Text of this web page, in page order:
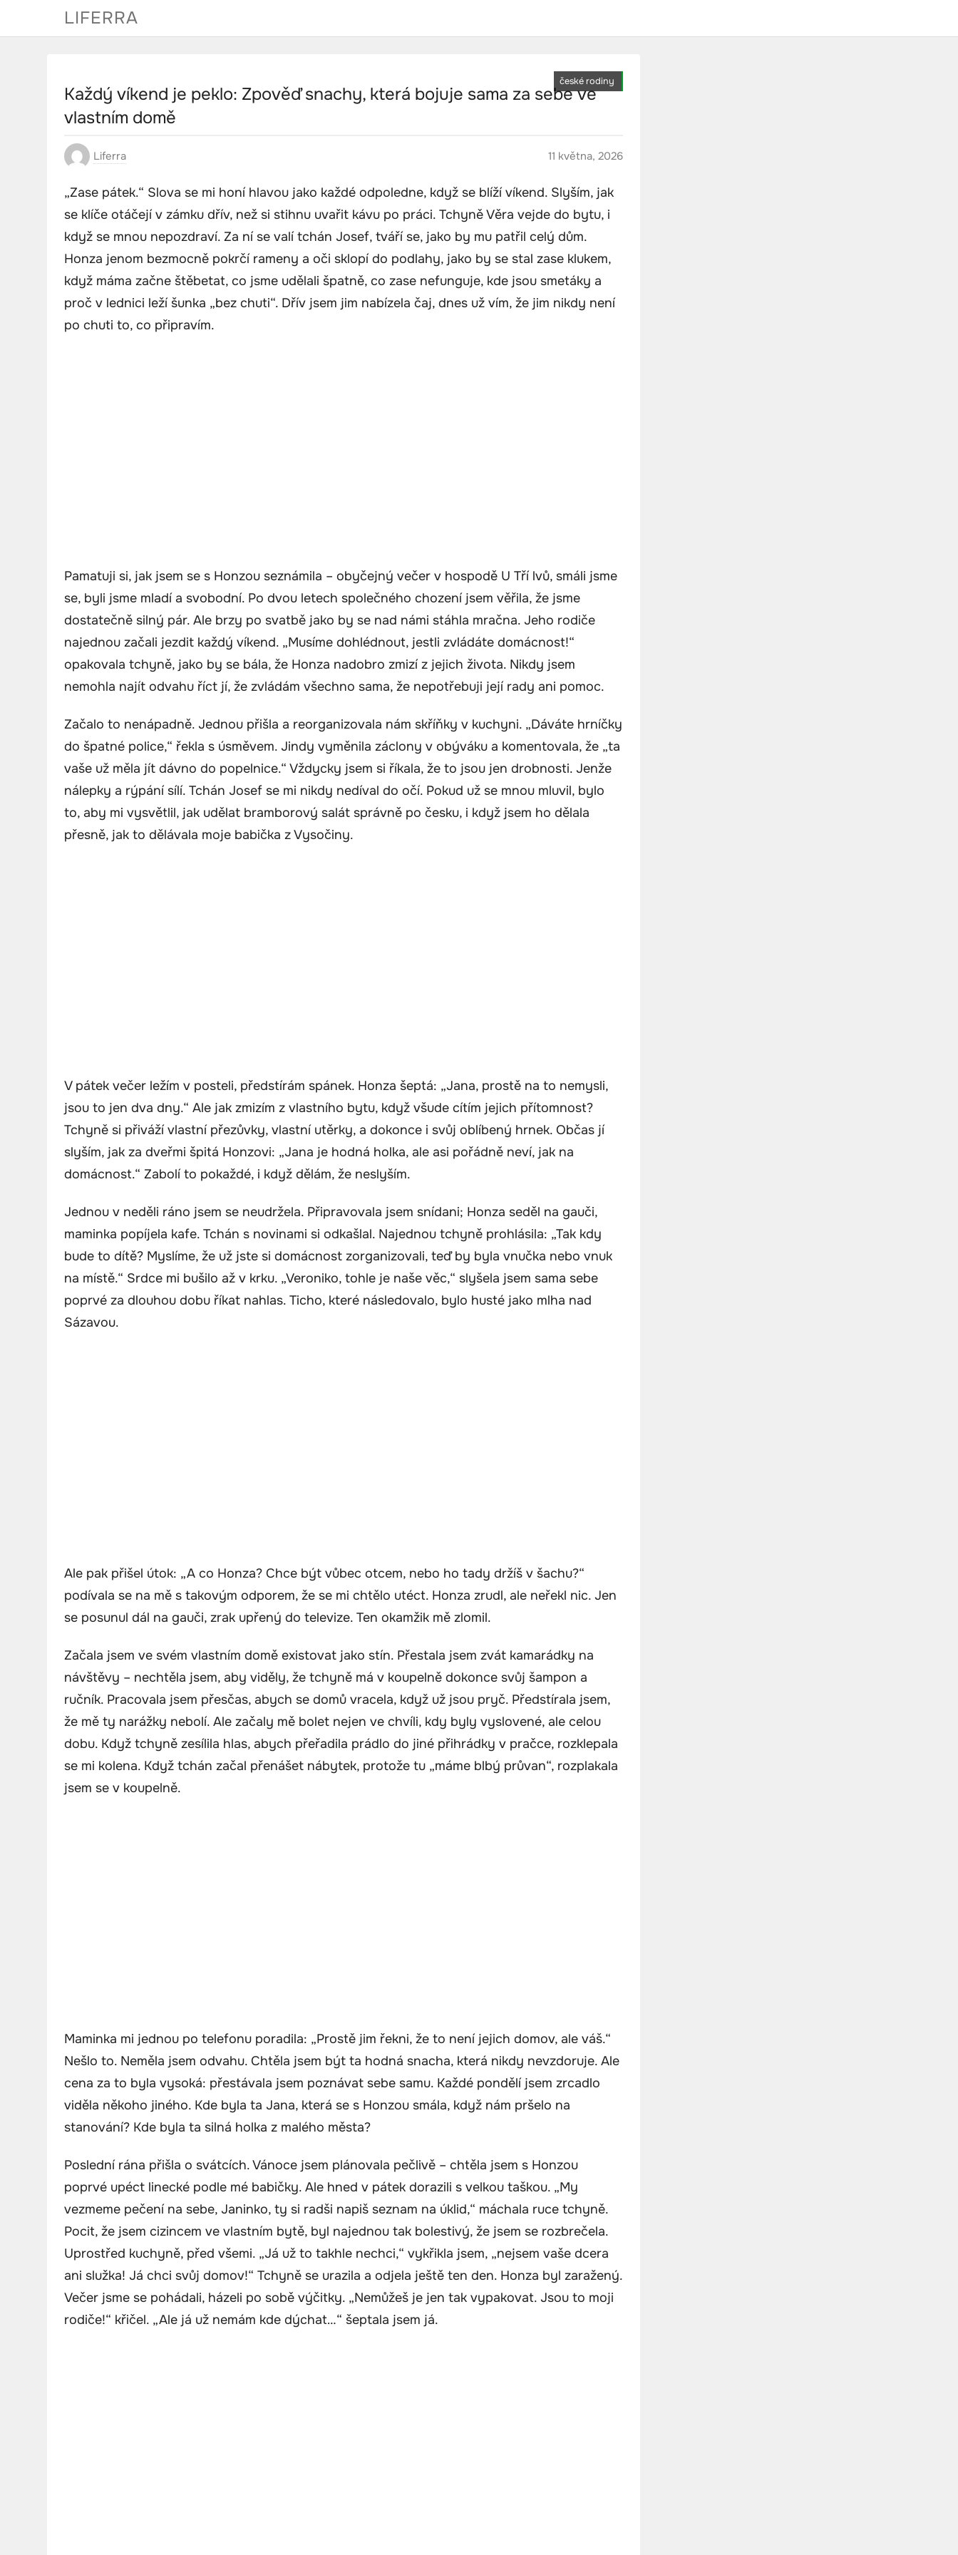
LIFERRA
české rodiny
Každý víkend je peklo: Zpověď snachy, která bojuje sama za sebe ve
vlastním domě
Liferra 11 května, 2026
„Zase pátek.“ Slova se mi honí hlavou jako každé odpoledne, když se blíží víkend. Slyším, jak
se klíče otáčejí v zámku dřív, než si stihnu uvařit kávu po práci. Tchyně Věra vejde do bytu, i
když se mnou nepozdraví. Za ní se valí tchán Josef, tváří se, jako by mu patřil celý dům.
Honza jenom bezmocně pokrčí rameny a oči sklopí do podlahy, jako by se stal zase klukem,
když máma začne štěbetat, co jsme udělali špatně, co zase nefunguje, kde jsou smetáky a
proč v lednici leží šunka „bez chuti“. Dřív jsem jim nabízela čaj, dnes už vím, že jim nikdy není
po chuti to, co připravím.
Pamatuji si, jak jsem se s Honzou seznámila – obyčejný večer v hospodě U Tří lvů, smáli jsme
se, byli jsme mladí a svobodní. Po dvou letech společného chození jsem věřila, že jsme
dostatečně silný pár. Ale brzy po svatbě jako by se nad námi stáhla mračna. Jeho rodiče
najednou začali jezdit každý víkend. „Musíme dohlédnout, jestli zvládáte domácnost!“
opakovala tchyně, jako by se bála, že Honza nadobro zmizí z jejich života. Nikdy jsem
nemohla najít odvahu říct jí, že zvládám všechno sama, že nepotřebuji její rady ani pomoc.
Začalo to nenápadně. Jednou přišla a reorganizovala nám skříňky v kuchyni. „Dáváte hrníčky
do špatné police,“ řekla s úsměvem. Jindy vyměnila záclony v obýváku a komentovala, že „ta
vaše už měla jít dávno do popelnice.“ Vždycky jsem si říkala, že to jsou jen drobnosti. Jenže
nálepky a rýpání sílí. Tchán Josef se mi nikdy nedíval do očí. Pokud už se mnou mluvil, bylo
to, aby mi vysvětlil, jak udělat bramborový salát správně po česku, i když jsem ho dělala
přesně, jak to dělávala moje babička z Vysočiny.
V pátek večer ležím v posteli, předstírám spánek. Honza šeptá: „Jana, prostě na to nemysli,
jsou to jen dva dny.“ Ale jak zmizím z vlastního bytu, když všude cítím jejich přítomnost?
Tchyně si přiváží vlastní přezůvky, vlastní utěrky, a dokonce i svůj oblíbený hrnek. Občas jí
slyším, jak za dveřmi špitá Honzovi: „Jana je hodná holka, ale asi pořádně neví, jak na
domácnost.“ Zabolí to pokaždé, i když dělám, že neslyším.
Jednou v neděli ráno jsem se neudržela. Připravovala jsem snídani; Honza seděl na gauči,
maminka popíjela kafe. Tchán s novinami si odkašlal. Najednou tchyně prohlásila: „Tak kdy
bude to dítě? Myslíme, že už jste si domácnost zorganizovali, teď by byla vnučka nebo vnuk
na místě.“ Srdce mi bušilo až v krku. „Veroniko, tohle je naše věc,“ slyšela jsem sama sebe
poprvé za dlouhou dobu říkat nahlas. Ticho, které následovalo, bylo husté jako mlha nad
Sázavou.
Ale pak přišel útok: „A co Honza? Chce být vůbec otcem, nebo ho tady držíš v šachu?“
podívala se na mě s takovým odporem, že se mi chtělo utéct. Honza zrudl, ale neřekl nic. Jen
se posunul dál na gauči, zrak upřený do televize. Ten okamžik mě zlomil.
Začala jsem ve svém vlastním domě existovat jako stín. Přestala jsem zvát kamarádky na
návštěvy – nechtěla jsem, aby viděly, že tchyně má v koupelně dokonce svůj šampon a
ručník. Pracovala jsem přesčas, abych se domů vracela, když už jsou pryč. Předstírala jsem,
že mě ty narážky nebolí. Ale začaly mě bolet nejen ve chvíli, kdy byly vyslovené, ale celou
dobu. Když tchyně zesílila hlas, abych přeřadila prádlo do jiné přihrádky v pračce, rozklepala
se mi kolena. Když tchán začal přenášet nábytek, protože tu „máme blbý průvan“, rozplakala
jsem se v koupelně.
Maminka mi jednou po telefonu poradila: „Prostě jim řekni, že to není jejich domov, ale váš.“
Nešlo to. Neměla jsem odvahu. Chtěla jsem být ta hodná snacha, která nikdy nevzdoruje. Ale
cena za to byla vysoká: přestávala jsem poznávat sebe samu. Každé pondělí jsem zrcadlo
viděla někoho jiného. Kde byla ta Jana, která se s Honzou smála, když nám pršelo na
stanování? Kde byla ta silná holka z malého města?
Poslední rána přišla o svátcích. Vánoce jsem plánovala pečlivě – chtěla jsem s Honzou
poprvé upéct linecké podle mé babičky. Ale hned v pátek dorazili s velkou taškou. „My
vezmeme pečení na sebe, Janinko, ty si radši napiš seznam na úklid,“ máchala ruce tchyně.
Pocit, že jsem cizincem ve vlastním bytě, byl najednou tak bolestivý, že jsem se rozbrečela.
Uprostřed kuchyně, před všemi. „Já už to takhle nechci,“ vykřikla jsem, „nejsem vaše dcera
ani služka! Já chci svůj domov!“ Tchyně se urazila a odjela ještě ten den. Honza byl zaražený.
Večer jsme se pohádali, házeli po sobě výčitky. „Nemůžeš je jen tak vypakovat. Jsou to moji
rodiče!“ křičel. „Ale já už nemám kde dýchat…“ šeptala jsem já.